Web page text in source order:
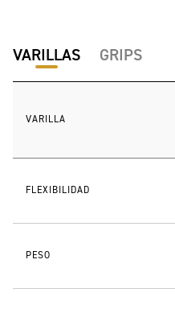
VARILLAS GRIPS
VARILLA
FLEXIBILIDAD
PESO